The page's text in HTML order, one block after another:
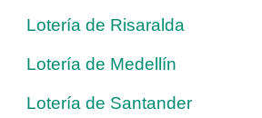
Lotería de Risaralda
Lotería de Medellín
Lotería de Santander